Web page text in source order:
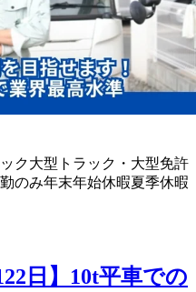
ク大型トラック・大型免許
のみ年末年始休暇夏季休暇
日】10t平車での